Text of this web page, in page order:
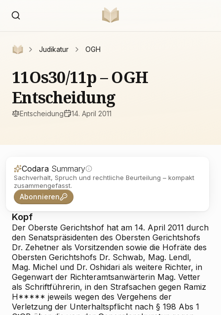
Judikatur OGH
11Os30/11p – OGH
Entscheidung
Entscheidung 14. April 2011
Codara Summary
Sachverhalt, Spruch und rechtliche Beurteilung – kompakt
zusammengefasst.
Abonnieren
Kopf
Der Oberste Gerichtshof hat am 14. April 2011 durch
den Senatspräsidenten des Obersten Gerichtshofs
Dr. Zehetner als Vorsitzenden sowie die Hofräte des
Obersten Gerichtshofs Dr. Schwab, Mag. Lendl,
Mag. Michel und Dr. Oshidari als weitere Richter, in
Gegenwart der Richteramtsanwärterin Mag. Vetter
als Schriftführerin, in den Strafsachen gegen Ramiz
H***** jeweils wegen des Vergehens der
Verletzung der Unterhaltspflicht nach § 198 Abs 1